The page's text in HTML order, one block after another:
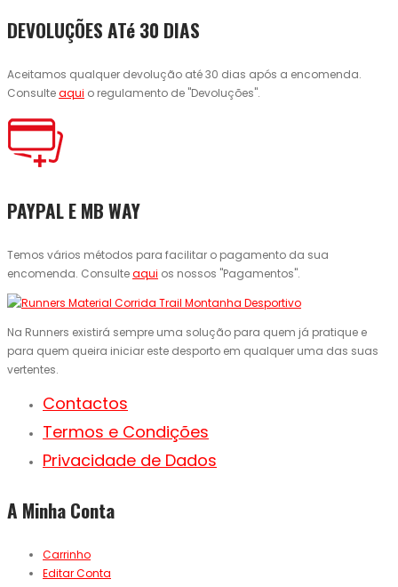
DEVOLUÇÕES ATé 30 DIAS
Aceitamos qualquer devolução até 30 dias após a encomenda.
Consulteaqui o regulamento de "Devoluções".
PAYPAL E MB WAY
Temos vários métodos para facilitar o pagamento da sua
encomenda. Consulteaqui os nossos "Pagamentos".
Na Runners existirá sempre uma solução para quem já pratique e
para quem queira iniciar este desporto em qualquer uma das suas
vertentes.
Contactos
Termos e Condições
Privacidade de Dados
A Minha Conta
Carrinho
Editar Conta